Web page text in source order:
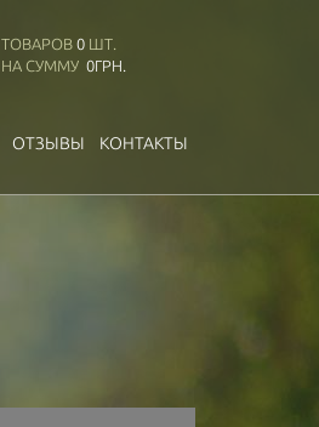
ТОВАРОВ 0 ШТ.
НА СУММУ 0ГРН.
ОТЗЫВЫ КОНТАКТЫ